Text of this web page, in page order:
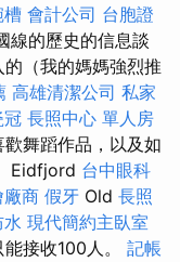
槽 會計公司 台胞證
線的歷史的信息談
（我的媽媽強烈推
高雄清潔公司 私家
冠 長照中心 單人房
歡舞蹈作品，以及如
Eidfjord 台中眼科
廠商 假牙 Old 長照
水 現代簡約主臥室
接收100人。 記帳